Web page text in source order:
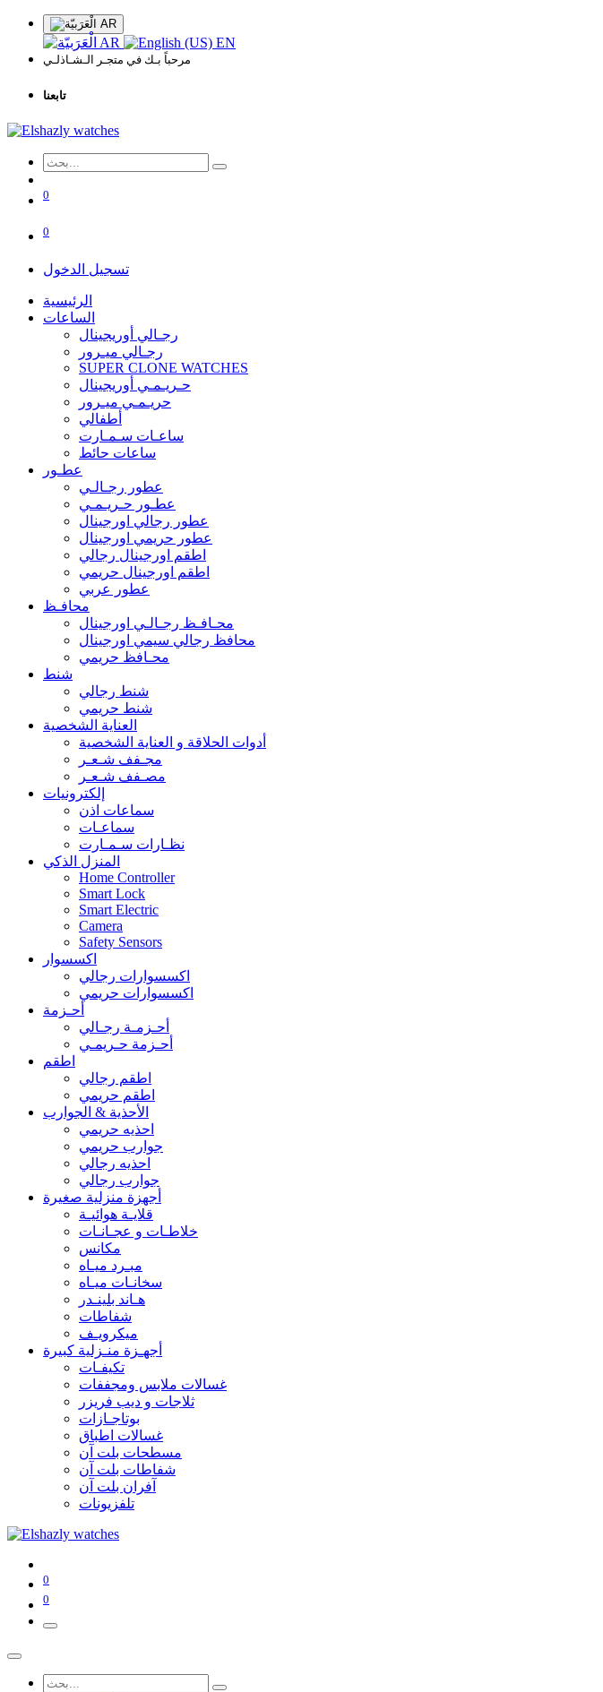
AR
AR EN
مرحباً بـك في متجـر الـشـاذلـي
تابعنا
0
0
تسجيل الدخول
الرئيسية
الساعات
رجـالي أوريجينال
رجـالي ميـرور
SUPER CLONE WATCHES
حـريـمـي أوريجينال
حريـمـي ميـرور
أطفالي
ساعـات سـمـارت
ساعات حائط
عطـور
عطور رجـالـي
عطـور حـريـمـي
عطور رجالي اورجينال
عطور حريمي اورجينال
اطقم اورجينال رجالي
اطقم اورجينال حريمي
عطور عربي
محافـظ
محـافـظ رجـالـي اورجينال
محافظ رجالي سيمي اورجينال
محـافظ حريمي
شنط
شنط رجالي
شنط حريمي
العناية الشخصية
أدوات الحلاقة و العناية الشخصية
مجـفف شـعـر
مصـفف شـعـر
إلكترونيات
سماعات اذن
سماعـات
نظـارات سـمـارت
المنزل الذكي
Home Controller
Smart Lock
Smart Electric
Camera
Safety Sensors
اكسسوار
اكسسوارات رجالي
اكسسوارات حريمي
أحـزمة
أحـزمـة رجـالي
أحـزمة حـريمـي
اطقم
اطقم رجالي
اطقم حريمي
الأحذية & الجوارب
احذيه حريمي
جوارب حريمي
احذيه رجالي
جوارب رجالي
أجهزة منزلية صغيرة
قلايـة هوائيـة
خلاطـات و عجـانـات
مكانس
مبـرد ميـاه
سخانـات ميـاه
هـاند بلينـدر
شفاطات
ميكرويـف
أجهـزة منـزلية كبيرة
تكيفـات
غسالات ملابس ومجففات
ثلاجات و ديب فريزر
بوتاجـازات
غسالات اطباق
مسطحات بلت آن
شفاطات بلت آن
آفران بلت آن
تلفزيونات
0
0